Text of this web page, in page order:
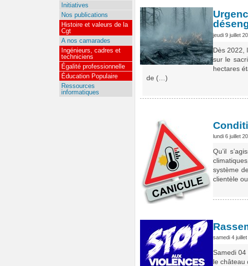
jeudi 9 juillet
Dès 2022,
sur le
hectares
de (…)
lundi 6 juillet
Qu’il
système
clientèle
samedi 4
Samedi
le château
Initiatives
Nos publications
Histoire et valeurs de la
Cgt
A nos camarades
Ingénieurs, cadres et
techniciens
Égalité professionnelle
Éducation Populaire
Ressources
informatiques